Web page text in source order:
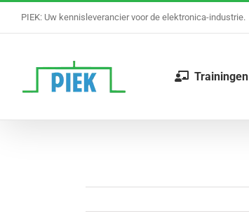
PIEK: Uw kennisleverancier voor de elektronica-industrie.
Trainingen